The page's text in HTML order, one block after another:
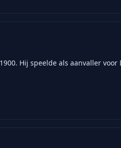
Hij speelde als aanvaller voor